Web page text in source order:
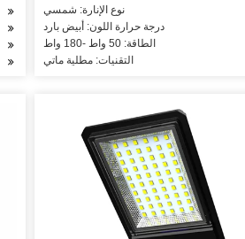
نوع الإنارة: شمسي
درجة حرارة اللون: أبيض بارد
الطاقة: 50 واط -180 واط
التقنيات: مطلية ماتي